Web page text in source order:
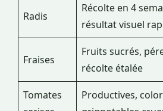
Radis
Récolte en 4
résultat visuel
Fraises
Fruits sucrés,
récolte étalée
Tomates
Productives,